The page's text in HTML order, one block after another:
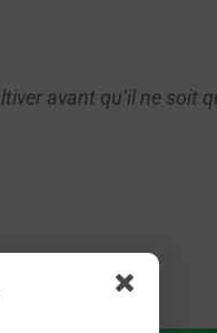
avant qu’il ne soit